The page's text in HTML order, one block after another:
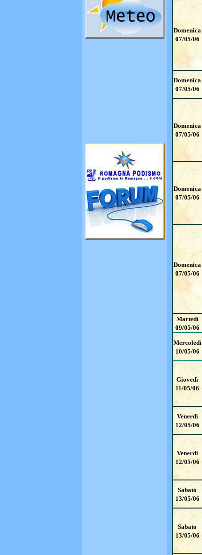
Domenica
07/05/06
Domenica
07/05/06
Domenica
07/05/06
Domenica
07/05/06
Domenica
07/05/06
Martedì
09/05/06
Mercoledì
10/05/06
Giovedì
11/05/06
Venerdì
12/05/06
Venerdì
12/05/06
Sabato
13/05/06
Sabato
13/05/06